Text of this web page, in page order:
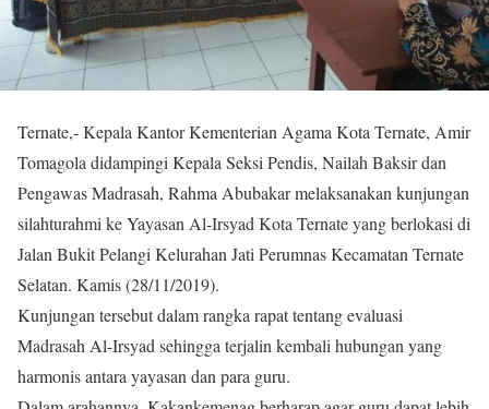
Ternate,- Kepala Kantor Kementerian Agama Kota Ternate, Amir
Tomagola didampingi Kepala Seksi Pendis, Nailah Baksir dan
Pengawas Madrasah, Rahma Abubakar melaksanakan kunjungan
silahturahmi ke Yayasan Al-Irsyad Kota Ternate yang berlokasi di
Jalan Bukit Pelangi Kelurahan Jati Perumnas Kecamatan Ternate
Selatan. Kamis (28/11/2019).
Kunjungan tersebut dalam rangka rapat tentang evaluasi
Madrasah Al-Irsyad sehingga terjalin kembali hubungan yang
harmonis antara yayasan dan para guru.